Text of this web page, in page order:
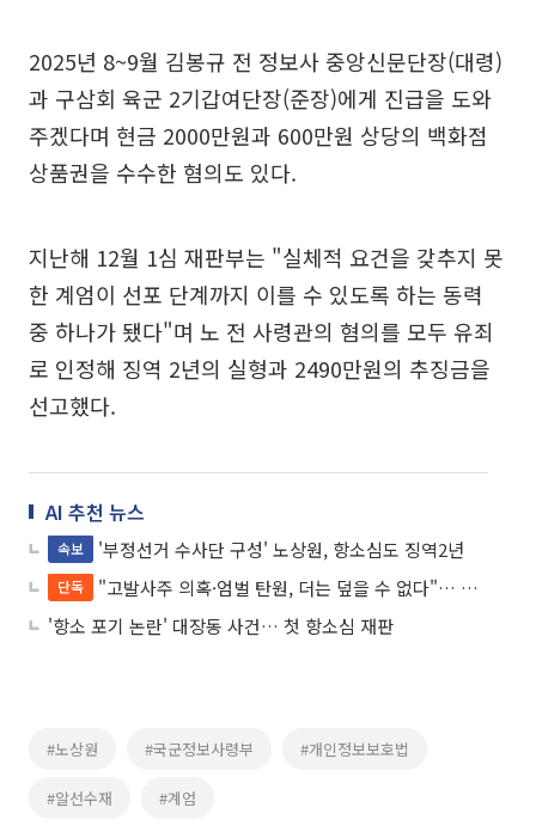
2025년 8~9월 김봉규 전 정보사 중앙신문단장(대령)
과 구삼회 육군 2기갑여단장(준장)에게 진급을 도와
주겠다며 현금 2000만원과 600만원 상당의 백화점
상품권을 수수한 혐의도 있다.
지난해 12월 1심 재판부는 "실체적 요건을 갖추지 못
한 계엄이 선포 단계까지 이를 수 있도록 하는 동력
중 하나가 됐다"며 노 전 사령관의 혐의를 모두 유죄
로 인정해 징역 2년의 실형과 2490만원의 추징금을
선고했다.
AI 추천 뉴스
속보 '부정선거 수사단 구성' 노상원, 항소심도 징역2년
단독
"고발사주 의혹·엄벌 탄원, 더는 덮을 수 없다"… 전동평 전 군수 논란, 공천 앞두고 재점화
'항소 포기 논란' 대장동 사건… 첫 항소심 재판
#노상원 #국군정보사령부 #개인정보보호법
#알선수재 #계엄